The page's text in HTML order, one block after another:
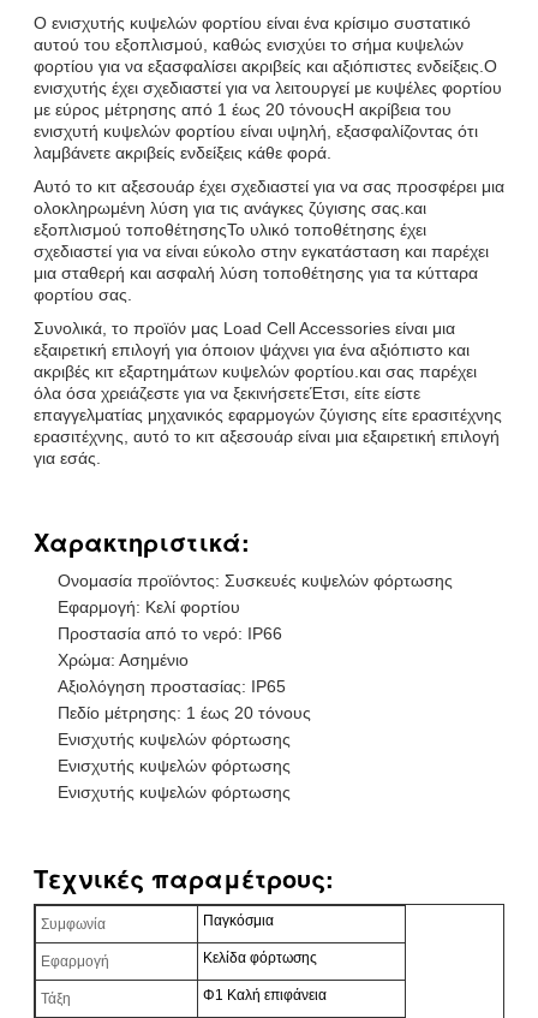
Ο ενισχυτής κυψελών φορτίου είναι ένα κρίσιμο συστατικό
αυτού του εξοπλισμού, καθώς ενισχύει το σήμα κυψελών
φορτίου για να εξασφαλίσει ακριβείς και αξιόπιστες ενδείξεις.Ο
ενισχυτής έχει σχεδιαστεί για να λειτουργεί με κυψέλες φορτίου
με εύρος μέτρησης από 1 έως 20 τόνουςΗ ακρίβεια του
ενισχυτή κυψελών φορτίου είναι υψηλή, εξασφαλίζοντας ότι
λαμβάνετε ακριβείς ενδείξεις κάθε φορά.
Αυτό το κιτ αξεσουάρ έχει σχεδιαστεί για να σας προσφέρει μια
ολοκληρωμένη λύση για τις ανάγκες ζύγισης σας.και
εξοπλισμού τοποθέτησηςΤο υλικό τοποθέτησης έχει
σχεδιαστεί για να είναι εύκολο στην εγκατάσταση και παρέχει
μια σταθερή και ασφαλή λύση τοποθέτησης για τα κύτταρα
φορτίου σας.
Συνολικά, το προϊόν μας Load Cell Accessories είναι μια
εξαιρετική επιλογή για όποιον ψάχνει για ένα αξιόπιστο και
ακριβές κιτ εξαρτημάτων κυψελών φορτίου.και σας παρέχει
όλα όσα χρειάζεστε για να ξεκινήσετεΈτσι, είτε είστε
επαγγελματίας μηχανικός εφαρμογών ζύγισης είτε ερασιτέχνης
ερασιτέχνης, αυτό το κιτ αξεσουάρ είναι μια εξαιρετική επιλογή
για εσάς.
Χαρακτηριστικά:
Ονομασία προϊόντος: Συσκευές κυψελών φόρτωσης
Εφαρμογή: Κελί φορτίου
Προστασία από το νερό: IP66
Χρώμα: Ασημένιο
Αξιολόγηση προστασίας: IP65
Πεδίο μέτρησης: 1 έως 20 τόνους
Ενισχυτής κυψελών φόρτωσης
Ενισχυτής κυψελών φόρτωσης
Ενισχυτής κυψελών φόρτωσης
Τεχνικές παραμέτρους:
Συμφωνία Παγκόσμια
Εφαρμογή Κελίδα φόρτωσης
Τάξη Φ1 Καλή επιφάνεια